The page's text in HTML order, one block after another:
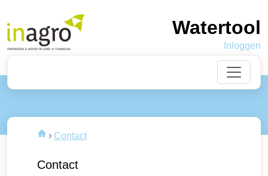
Watertool
Inloggen
Contact
Contact